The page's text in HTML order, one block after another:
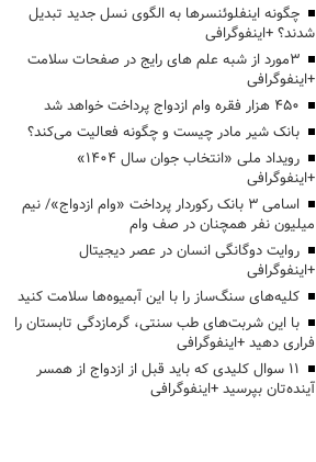
چگونه اینفلوئنسرها به الگوی نسل جدید تبدیل
شدند؟ +اینفوگرافی
3مورد از شبه علم های رایج در صفحات سلامت
+اینفوگرافی
۴۵۰ هزار فقره وام ازدواج پرداخت خواهد شد
بانک شیر مادر چیست و چگونه فعالیت می‌کند؟
رویداد ملی «انتخاب جوان سال ۱۴۰۴»
+اینفوگرافی
اسامی ۳ بانک رکوردار پرداخت «وام ازدواج»/ نیم
میلیون نفر همچنان در صف وام
روایت دوگانگی انسان در عصر دیجیتال
+اینفوگرافی
کلیه‌های سنگ‌ساز را با این آبمیوه‌ها سلامت کنید
با این شربت‌های طب سنتی، گرمازدگی تابستان را
فراری دهید +اینفوگرافی
۱۱ سوال کلیدی که باید قبل از ازدواج از همسر
آینده‌تان بپرسید +اینفوگرافی